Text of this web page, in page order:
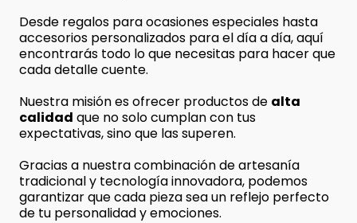
Desde regalos para ocasiones especiales hasta
accesorios personalizados para el día a día, aquí
encontrarás todo lo que necesitas para hacer que
cada detalle cuente.
Nuestra misión es ofrecer productos de alta
calidad que no solo cumplan con tus
expectativas, sino que las superen.
Gracias a nuestra combinación de artesanía
tradicional y tecnología innovadora, podemos
garantizar que cada pieza sea un reflejo perfecto
de tu personalidad y emociones.